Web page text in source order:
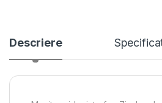
Descriere